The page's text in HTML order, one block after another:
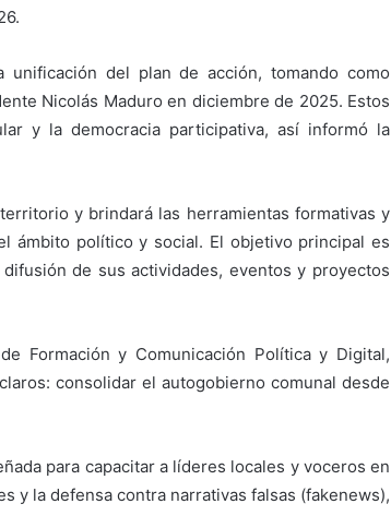
del plan de acción, tomando como
Nicolás Maduro en diciembre de 2025. Estos
y la democracia participativa, así informó la
y brindará las herramientas formativas y
ámbito político y social. El objetivo principal es
de sus actividades, eventos y proyectos
Formación y Comunicación Política y Digital,
consolidar el autogobierno comunal desde
para capacitar a líderes locales y voceros en
y la defensa contra narrativas falsas (fakenews),